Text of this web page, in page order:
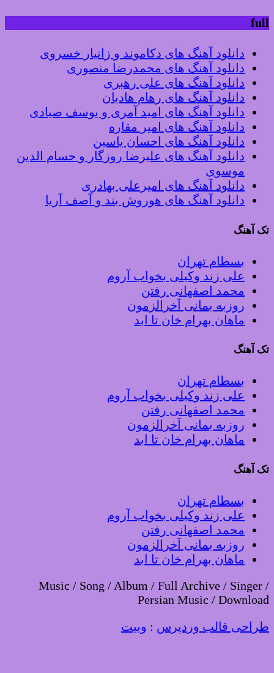
full
دانلود آهنگ های دکاموند و زانیار خسروی
دانلود آهنگ های محمدرضا منصوری
دانلود آهنگ های علی رهبری
دانلود آهنگ های رهام هادیان
دانلود آهنگ های امید آمری و یوسف صیادی
دانلود آهنگ های امیر مقاره
دانلود آهنگ های احسان یاسین
دانلود آهنگ های علیرضا روزگار و حسام الدین
موسوی
دانلود آهنگ های امیرعلی بهادری
دانلود آهنگ های هوروش بند و آصف آریا
تک آهنگ
بسطام تهران
علی زند وکیلی بخواب آروم
محمد اصفهانی رفتن
روزبه بمانی آخرالزمون
ماهان بهرام خان تا ابد
تک آهنگ
بسطام تهران
علی زند وکیلی بخواب آروم
محمد اصفهانی رفتن
روزبه بمانی آخرالزمون
ماهان بهرام خان تا ابد
تک آهنگ
بسطام تهران
علی زند وکیلی بخواب آروم
محمد اصفهانی رفتن
روزبه بمانی آخرالزمون
ماهان بهرام خان تا ابد
Music / Song / Album / Full Archive / Singer /
Persian Music / Download
طراحی قالب وردپرس : وبیت